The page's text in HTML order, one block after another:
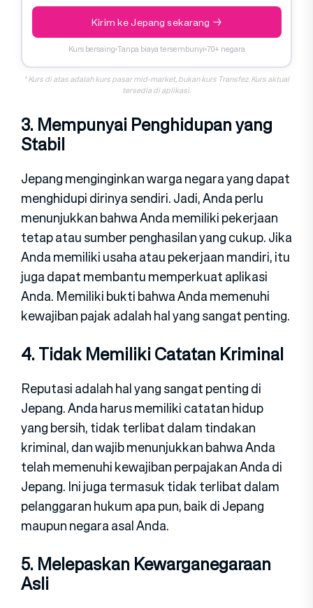
Kirim ke Jepang sekarang →
Kurs bersaing Tanpa biaya tersembunyi 70+ negara
* Kurs di atas adalah kurs pasar mid-market, bukan kurs Transfez. Kurs aktual
tersedia di aplikasi.
3. Mempunyai Penghidupan yang
Stabil
Jepang menginginkan warga negara yang dapat
menghidupi dirinya sendiri. Jadi, Anda perlu
menunjukkan bahwa Anda memiliki pekerjaan
tetap atau sumber penghasilan yang cukup. Jika
Anda memiliki usaha atau pekerjaan mandiri, itu
juga dapat membantu memperkuat aplikasi
Anda. Memiliki bukti bahwa Anda memenuhi
kewajiban pajak adalah hal yang sangat penting.
4. Tidak Memiliki Catatan Kriminal
Reputasi adalah hal yang sangat penting di
Jepang. Anda harus memiliki catatan hidup
yang bersih, tidak terlibat dalam tindakan
kriminal, dan wajib menunjukkan bahwa Anda
telah memenuhi kewajiban perpajakan Anda di
Jepang. Ini juga termasuk tidak terlibat dalam
pelanggaran hukum apa pun, baik di Jepang
maupun negara asal Anda.
5. Melepaskan Kewarganegaraan
Asli